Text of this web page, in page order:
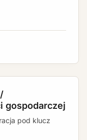
gospodarczej
pod klucz